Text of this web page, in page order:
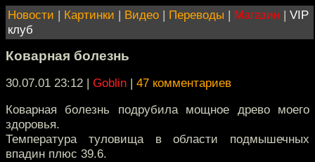
Новости | Картинки | Видео | Переводы | Магазин | VIP
клуб
Коварная болезнь
30.07.01 23:12 | Goblin | 47 комментариев
Коварная болезнь подрубила мощное древо моего
здоровья.
Температура туловища в области подмышечных
впадин плюс 39.6.